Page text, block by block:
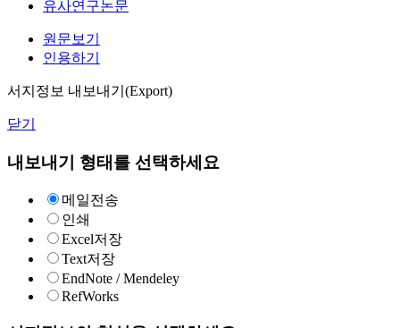
유사연구논문
원문보기
인용하기
서지정보 내보내기(Export)
닫기
내보내기 형태를 선택하세요
메일전송
인쇄
Excel저장
Text저장
EndNote / Mendeley
RefWorks